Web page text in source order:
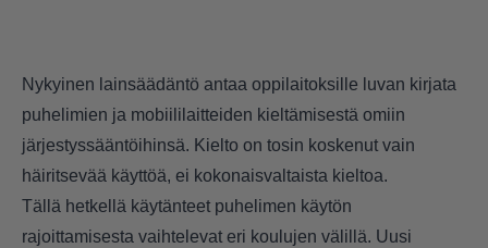
Nykyinen lainsäädäntö antaa oppilaitoksille luvan kirjata
puhelimien ja mobiililaitteiden kieltämisestä omiin
järjestyssääntöihinsä. Kielto on tosin koskenut vain
häiritsevää käyttöä, ei kokonaisvaltaista kieltoa.
Tällä hetkellä käytänteet puhelimen käytön
rajoittamisesta vaihtelevat eri koulujen välillä. Uusi